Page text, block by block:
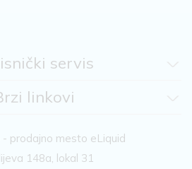
servis
linkovi
- prodajno mesto eLiquid
148a, lokal 31